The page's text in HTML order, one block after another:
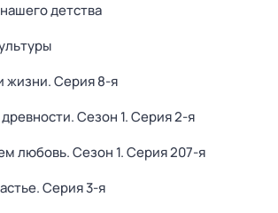
детства
жизни. Серия 8-я
. Сезон 1. Серия 2-я
любовь. Сезон 1. Серия 207-я
. Серия 3-я